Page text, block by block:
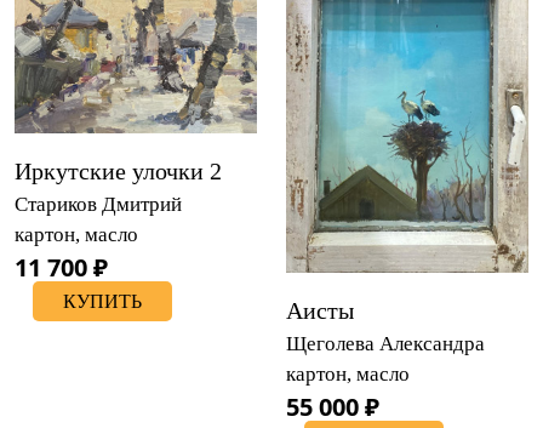
Иркутские улочки 2
Стариков Дмитрий
картон, масло
11 700 ₽
КУПИТЬ Аисты
Щеголева Александра
картон, масло
55 000 ₽